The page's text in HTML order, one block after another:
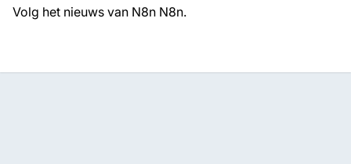
Volg het nieuws van N8n N8n.